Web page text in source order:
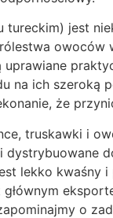
tureckim) jest
owoców
uprawiane
na ich szeroką
że
truskawki i
dystrybuowane
lekko kwaśny i
o